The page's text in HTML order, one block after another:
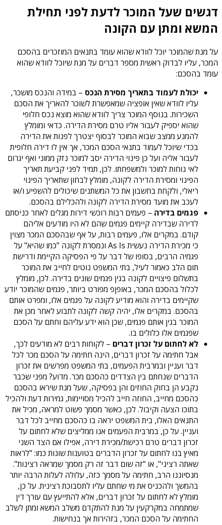
דגשים שעל המוכר לדעת לפני תחילת
המשא ומתן עם הקונה
על מנת שהמוכר יוכל לוודא שהוא עומד בתנאים המוזכרים בהסכם
המכר, עליו לבדוק ראשית מספר דברים על מנת שיוכל לוודא שהוא
עומד בהסכם:
יכולת לעמוד בתאריך מסירת הנכס – במידה והנכס מושכר,
עליו לוודא שאין אופציה שמאפשרת לשוכר להאריך את הסכם
השכירות. בנוסף המוכר צריך לוודא שהוא מוצא נכס חלופי
שהוא יספיק לעבור אליו טרם מסירת הדירה. כדאי ומומלץ
להמנע ממצב שבוא המוכר לבסוף יצטרך לפנות את הדירה
בכדי שיוכל לעמוד בתנאי הסכם המכר, אך אין לו דירה חלופית
לעבור אליה ועל כן פינוי הדירה יסב למוכר נזק ממוני ואף יגרום
לאי נוחות למוכר ולמשפחתו. לכן, תמיד לפני קביעת תאריך
הפינוי ומסירת הדירה לקונה, מומלץ לבחון שתאריך הפינוי
ריאלי, ולקחת בחשבון את כל המשתנים שיכולים להשפיע ו/או
לעכב את מועד מסירת הדירה לקונה ולהכלילם בהסכם.
פגמים בדירה – פעמים רבות רוכשי דירות מגלים לאחר כניסתם
לדירה שבדירה קיימים פגמים שהם לא היו מודעים אליהם
קודם. במקרים אלו, פעמים רבות, על אף שבהסכם המכר מצוין
כי מכירת הדירה נעשית As Is ונמסרת לקונה "כמו שהיא" על
פגמיה הרבים, בסופו של דבר על פי הפסיקה הקיימת ודרישת
תום הלב כאמור לעיל, בתי המשפט נוטים לחייב את המוכר
בתשלום פיצויים לקונה בגין פגמים שונים בדירה. לכן, מומלץ
לכלול בהסכם המכר, באופןפ מפורט ביותר, פגמים שהמוכר יודע
שקיימים בדירה והוא מודיע לקונה על פגמים אלו, ומפרט אותם
בהסכם. במקרים אלו, יהיה קשה לקונה לתבוע לאחר מכן את
המוכר בגין אותם פגמים, שכן הוא ידע עליהם וחתם על הסכם
שפגמים אלו כלולים בו.
לא לחתום על זכרון דברים – לקוחות רבים לא מודעים לכך,
אבל חתימה על זכרון דברים, הינה חתימה על הסכם מכר לכל
דבר ועניין ובמרבית הפעמים, בתי המשפט מפרשים את זכרון
הדברים שנחתם בין הצדדים כהסכם מכר. מדוע? מפני שכבר
נקבע הן בחוק החוזים והן בפסיקה, שעל מנת שיראו בהסכם
כהסכם מחייב, החוזה חייב להכיל מסויימות, גמירות דעת ולהכיל
בתוכו הצעה וקיבול. לכן, כאשר מסמך פשוט למראה, מכיל את
התנאים האלו, בית המשפט יראה בו כהסכם מחייב לכל דבר
ועניין. על כן, במרבית הפעמים אנו ממליצים שלא לחתום על
זכרון דברים טרם רכישת/מכירת דירה, אפילו אם הצד השני
מאיץ בנו לחתום על זכרון הדברים בטוענות שונות כמו: "לראות
שאתה רציני", או "זה שום דבר זה רק מסמך שמראה רצינות".
מנסיוננו הרב, חתימה על מסמך כזה, עלולה לעלות הרבה יותר
בהמשך ולהכניס את מי שחתם עליו לתסבוכת רצינית. על כן,
מומלץ לא לחתום על זכרון דברים, אלא להתייעץ עם עורך דין
שמתמחה במקרקעין על מנת להתקדם משלב המשא ומתן לשלב
החתימה על הסכם המכר, בזהירות אך בנחישות.